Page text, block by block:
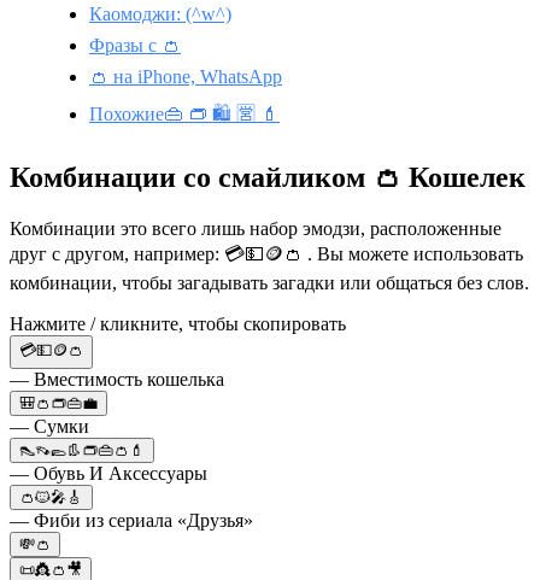
Каомоджи: (^w^)
Фразы с 👛
👛 на iPhone, WhatsApp
Похожие👜 👝 🛍️ 🈺 💄
Комбинации со смайликом 👛 Кошелек
Комбинации это всего лишь набор эмодзи, расположенные
друг с другом, например: 💳💵🪙👛 . Вы можете использовать
комбинации, чтобы загадывать загадки или общаться без слов.
Нажмите / кликните, чтобы скопировать
💳💵🪙👛
— Вместимость кошелька
🎒👛👝👜💼
— Сумки
👠👡🥿👢👝👜👛💄
— Обувь И Аксессуары
👛🐱🎤🎸
— Фиби из сериала «Друзья»
💸👛
📜👸👛🎥